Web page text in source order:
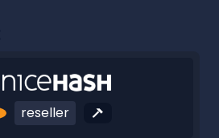
reseller